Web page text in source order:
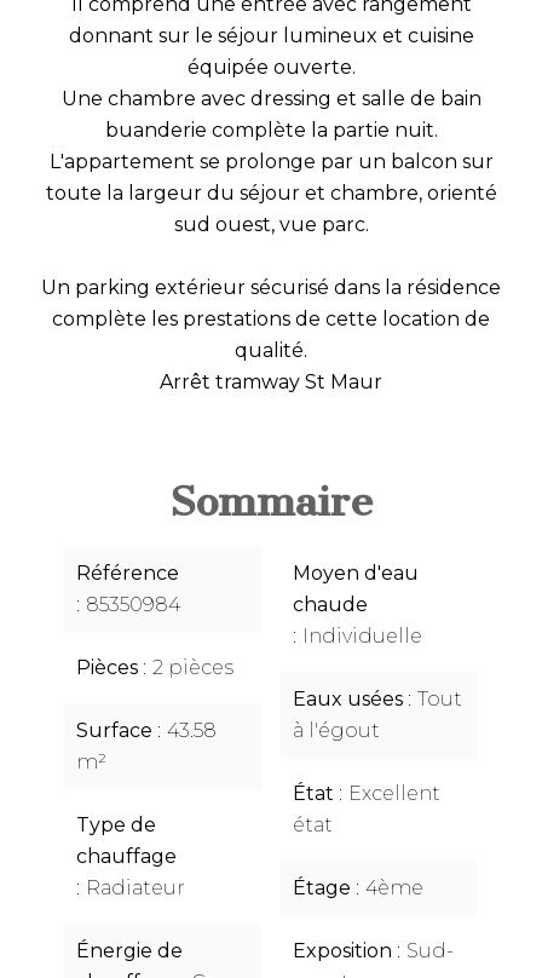
donnant sur le séjour lumineux et cuisine
équipée ouverte.
Une chambre avec dressing et salle de bain
buanderie complète la partie nuit.
L'appartement se prolonge par un balcon sur
toute la largeur du séjour et chambre, orienté
sud ouest, vue parc.
Un parking extérieur sécurisé dans la résidence
complète les prestations de cette location de
qualité.
Arrêt tramway St Maur
Sommaire
Référence
85350984
Pièces 2 pièces
Surface
43.58
m²
Type de
chauffage
Radiateur
Énergie de
Moyen d'eau
chaude
Individuelle
Eaux usées
Tout
à l'égout
État
Excellent
état
Étage 4ème
Exposition
Sud-